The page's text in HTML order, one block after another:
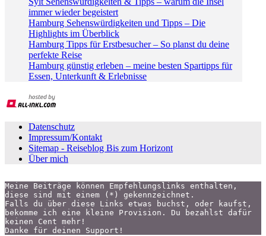
immer wieder begeistert
Hamburg Sehenswürdigkeiten und Tipps – Die
Highlights im Überblick
Hamburg Tipps für Erstbesucher – So planst du deine
perfekte Reise
Hamburg günstig erleben – meine besten Spartipps für
Essen, Unterkunft & Erlebnisse
Datenschutz
Impressum/Kontakt
Sitemap - Reiseblog Bis zum Horizont
Über mich
Meine Beiträge können Empfehlungslinks enthalten,
diese sind mit einem (*) gekennzeichnet.
Falls du über diese Links etwas buchst, oder kaufst,
bekomme ich eine kleine Provision. Du bezahlst dafür
keinen Cent mehr!
Danke für deinen Support!